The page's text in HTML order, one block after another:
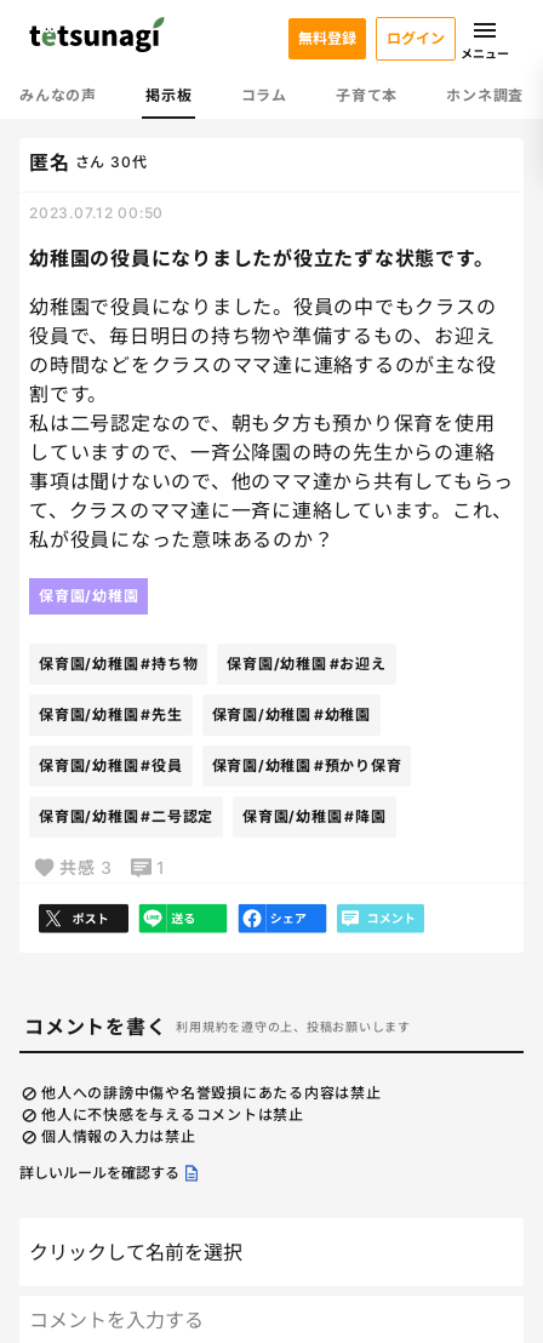
みんなの声 掲示板 コラム 子育て本 ホンネ調査
無料登録 ログイン
メニュー
幼稚園の役員になりましたが役立たずな状態です。
匿名 さん 30代
2023.07.12 00:50
幼稚園で役員になりました。役員の中でもクラスの
役員で、毎日明日の持ち物や準備するもの、お迎え
の時間などをクラスのママ達に連絡するのが主な役
割です。
私は二号認定なので、朝も夕方も預かり保育を使用
していますので、一斉公降園の時の先生からの連絡
事項は聞けないので、他のママ達から共有してもらっ
て、クラスのママ達に一斉に連絡しています。これ、
私が役員になった意味あるのか？
保育園/幼稚園
保育園/幼稚園 #持ち物 保育園/幼稚園 #お迎え
保育園/幼稚園 #先生 保育園/幼稚園 #幼稚園
保育園/幼稚園 #役員 保育園/幼稚園 #預かり保育
保育園/幼稚園 #二号認定 保育園/幼稚園 #降園
共感 3 1
コメントを書く 利用規約を遵守の上、投稿お願いします
他人への誹謗中傷や名誉毀損にあたる内容は禁止
他人に不快感を与えるコメントは禁止
個人情報の入力は禁止
詳しいルールを確認する
クリックして名前を選択